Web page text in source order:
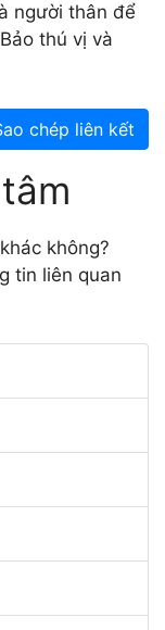
người thân để
thú vị và
chép liên kết
không?
tin liên quan